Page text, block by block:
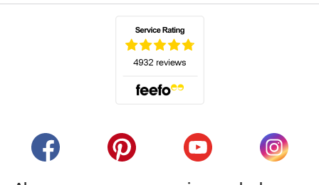
(s'ouvre dans un nouvel onglet)
(s'ouvre dans un nouvel onglet)
(s'ouvre dans un(s'ouvre